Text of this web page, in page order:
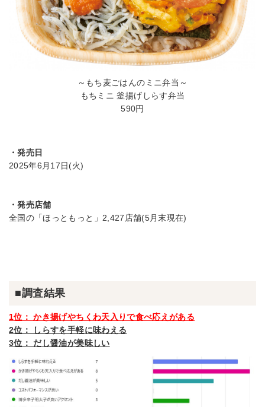
～もち麦ごはんのミニ弁当～
もちミニ 釜揚げしらす弁当
590円
・発売日
2025年6月17日(火)
・発売店舗
全国の「ほっともっと」2,427店舗(5月末現在)
■調査結果
1位： かき揚げやちくわ天入りで食べ応えがある
2位： しらすを手軽に味わえる
3位： だし醤油が美味しい